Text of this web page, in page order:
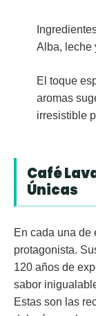
Alba, leche
El toque
aromas
irresistible
Café
Únicas
En cada una de
protagonista.
120 años de
sabor
Estas son las